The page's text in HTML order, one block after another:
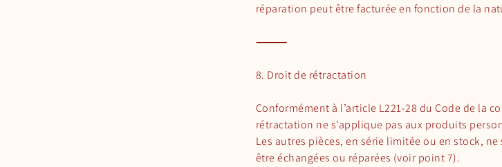
réparation peut être facturée en fonction de la
⸻
8. Droit de rétractation
Conformément à l’article L221-28 du Code de la
rétractation ne s’applique pas aux produits
Les autres pièces, en série limitée ou en stock,
être échangées ou réparées (voir point 7).